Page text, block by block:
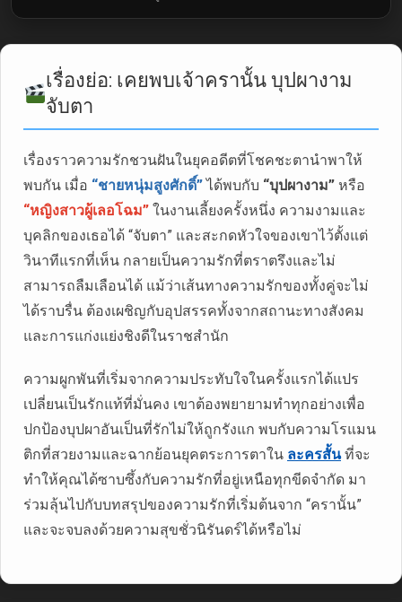
เรื่องย่อ: เคยพบเจ้าครานั้น บุปผางาม
จับตา
เรื่องราวความรักชวนฝันในยุคอดีตที่โชคชะตานำพาให้
พบกัน เมื่อ “ชายหนุ่มสูงศักดิ์”ได้พบกับ “บุปผางาม” หรือ
“หญิงสาวผู้เลอโฉม” ในงานเลี้ยงครั้งหนึ่ง ความงามและ
บุคลิกของเธอได้ “จับตา” และสะกดหัวใจของเขาไว้ตั้งแต่
วินาทีแรกที่เห็น กลายเป็นความรักที่ตราตรึงและไม่
สามารถลืมเลือนได้ แม้ว่าเส้นทางความรักของทั้งคู่จะไม่
ได้ราบรื่น ต้องเผชิญกับอุปสรรคทั้งจากสถานะทางสังคม
และการแก่งแย่งชิงดีในราชสำนัก
ความผูกพันที่เริ่มจากความประทับใจในครั้งแรกได้แปร
เปลี่ยนเป็นรักแท้ที่มั่นคง เขาต้องพยายามทำทุกอย่างเพื่อ
ปกป้องบุปผาอันเป็นที่รักไม่ให้ถูกรังแก พบกับความโรแมน
ติกที่สวยงามและฉากย้อนยุคตระการตาใน ละครสั้นที่จะ
ทำให้คุณได้ซาบซึ้งกับความรักที่อยู่เหนือทุกขีดจำกัด มา
ร่วมลุ้นไปกับบทสรุปของความรักที่เริ่มต้นจาก “ครานั้น”
และจะจบลงด้วยความสุขชั่วนิรันดร์ได้หรือไม่